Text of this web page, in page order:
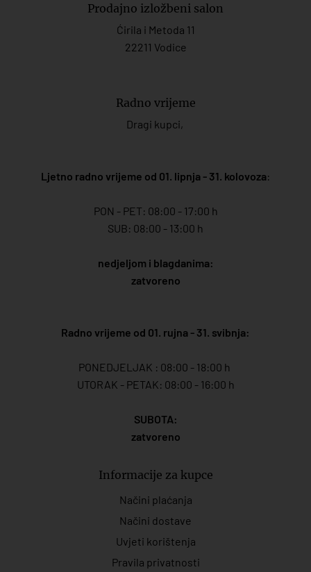
Prodajno izložbeni salon
Ćirila i Metoda 11
22211 Vodice
Radno vrijeme
Dragi kupci,
Ljetno radno vrijeme od 01. lipnja - 31. kolovoza:
PON - PET: 08:00 - 17:00 h
SUB: 08:00 - 13:00 h
nedjeljom i blagdanima:
zatvoreno
Radno vrijeme od 01. rujna - 31. svibnja:
PONEDJELJAK : 08:00 - 18:00 h
UTORAK - PETAK: 08:00 - 16:00 h
SUBOTA:
zatvoreno
Informacije za kupce
Načini plaćanja
Načini dostave
Uvjeti korištenja
Pravila privatnosti